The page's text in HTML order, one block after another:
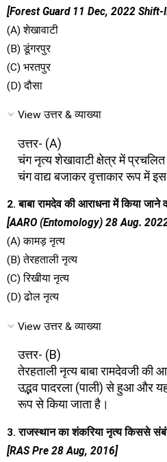
[Forest Guard 11 Dec, 2022 Shift-
(A) शेखावाटी
(B) डूंगरपुर
(C) भरतपुर
(D) दौसा
View उत्तर & व्याख्या
उत्तर- (A)
चंग नृत्य शेखावाटी क्षेत्र में
चंग वाद्य बजाकर वृत्ताकार रूप में
2. बाबा रामदेव की आराधना में किया जाने
[AARO (Entomology) 28 Aug.
(A) कामड़ नृत्य
(B) तेरहताली नृत्य
(C) रिखीया नृत्य
(D) ढोल नृत्य
View उत्तर & व्याख्या
उत्तर- (B)
तेरहताली नृत्य बाबा रामदेवजी की
उद्भव पादरला (पाली) से हुआ और
रूप से किया जाता है।
3. राजस्थान का शंकरिया नृत्य किससे
[RAS Pre 28 Aug, 2016]